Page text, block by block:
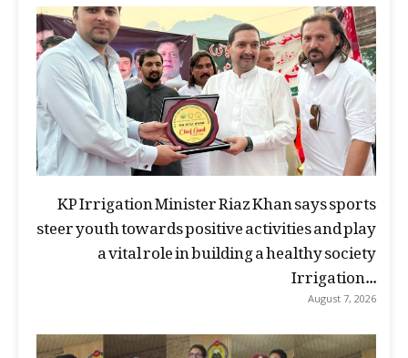
KP Irrigation Minister Riaz Khan says sports
steer youth towards positive activities and play
a vital role in building a healthy society
Irrigation...
August 7, 2026